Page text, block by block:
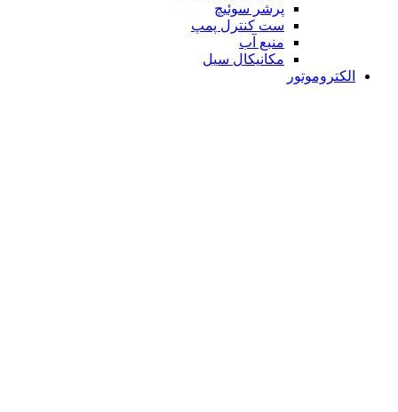
پرشر سوئیچ
ست کنترل پمپ
منبع آب
مکانیکال سیل
الکتروموتور